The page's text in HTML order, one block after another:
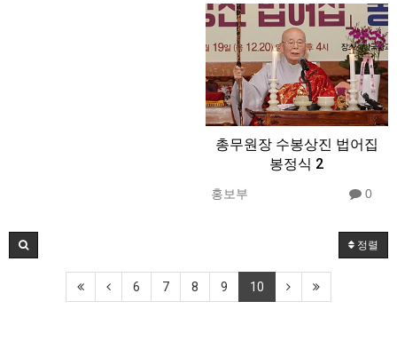
총무원장 수봉상진 법어집
봉정식 2
홍보부 0
정렬
6 7 8 9 10